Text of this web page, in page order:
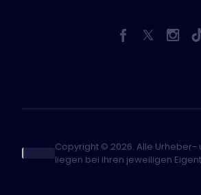
Copyright © 2026. Alle Urheber-
liegen bei ihren jeweiligen